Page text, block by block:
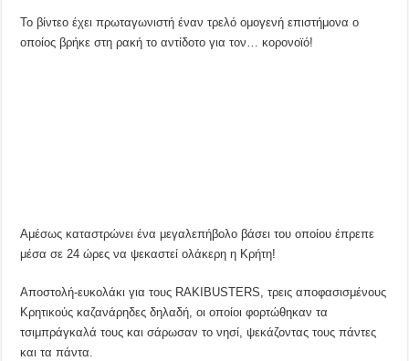
Το βίντεο έχει πρωταγωνιστή έναν τρελό ομογενή επιστήμονα ο
οποίος βρήκε στη ρακή το αντίδοτο για τον… κορονοϊό!
Αμέσως καταστρώνει ένα μεγαλεπήβολο βάσει του οποίου έπρεπε
μέσα σε 24 ώρες να ψεκαστεί ολάκερη η Κρήτη!
Αποστολή-ευκολάκι για τους RAKIBUSTERS, τρεις αποφασισμένους
Κρητικούς καζανάρηδες δηλαδή, οι οποίοι φορτώθηκαν τα
τσιμπράγκαλά τους και σάρωσαν το νησί, ψεκάζοντας τους πάντες
και τα πάντα.